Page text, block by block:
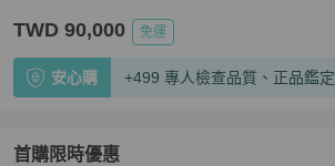
TWD 90,000 免運
安心購 +499 專人檢查品質、正品鑑定
首購限時優惠